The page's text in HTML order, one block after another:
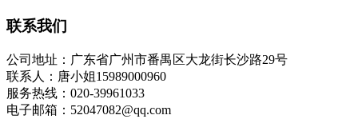
联系我们
公司地址：广东省广州市番禺区大龙街长沙路29号
联系人：唐小姐15989000960
服务热线：020-39961033
电子邮箱：52047082@qq.com